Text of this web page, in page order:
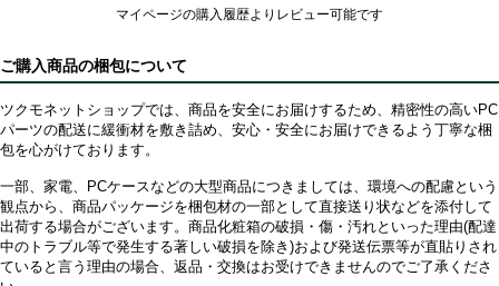
マイページの購入履歴よりレビュー可能です
ご購入商品の梱包について
ツクモネットショップでは、商品を安全にお届けするため、精密性の高いPC
パーツの配送に緩衝材を敷き詰め、安心・安全にお届けできるよう丁寧な梱
包を心がけております。
一部、家電、PCケースなどの大型商品につきましては、環境への配慮という
観点から、商品パッケージを梱包材の一部として直接送り状などを添付して
出荷する場合がございます。商品化粧箱の破損・傷・汚れといった理由(配達
中のトラブル等で発生する著しい破損を除き)および発送伝票等が直貼りされ
ていると言う理由の場合、返品・交換はお受けできませんのでご了承くださ